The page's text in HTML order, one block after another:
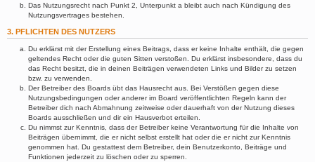
Das Nutzungsrecht nach Punkt 2, Unterpunkt a bleibt auch nach Kündigung des
Nutzungsvertrages bestehen.
3. PFLICHTEN DES NUTZERS
Du erklärst mit der Erstellung eines Beitrags, dass er keine Inhalte enthält, die gegen
geltendes Recht oder die guten Sitten verstoßen. Du erklärst insbesondere, dass du
das Recht besitzt, die in deinen Beiträgen verwendeten Links und Bilder zu setzen
bzw. zu verwenden.
Der Betreiber des Boards übt das Hausrecht aus. Bei Verstößen gegen diese
Nutzungsbedingungen oder anderer im Board veröffentlichten Regeln kann der
Betreiber dich nach Abmahnung zeitweise oder dauerhaft von der Nutzung dieses
Boards ausschließen und dir ein Hausverbot erteilen.
Du nimmst zur Kenntnis, dass der Betreiber keine Verantwortung für die Inhalte von
Beiträgen übernimmt, die er nicht selbst erstellt hat oder die er nicht zur Kenntnis
genommen hat. Du gestattest dem Betreiber, dein Benutzerkonto, Beiträge und
Funktionen jederzeit zu löschen oder zu sperren.